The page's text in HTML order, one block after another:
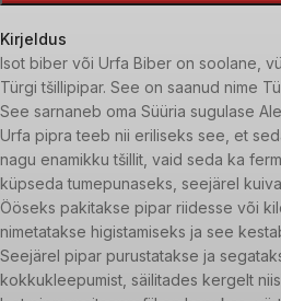
Kirjeldus
Isot biber või Urfa Biber on soolane,
Türgi tšillipipar. See on saanud nime
See sarnaneb oma Süüria sugulase
Urfa pipra teeb nii eriliseks see, et
nagu enamikku tšillit, vaid seda ka
küpseda tumepunaseks, seejärel
Ööseks pakitakse pipar riidesse või
nimetatakse higistamiseks ja see
Seejärel pipar purustatakse ja
kokkukleepumist, säilitades kergelt